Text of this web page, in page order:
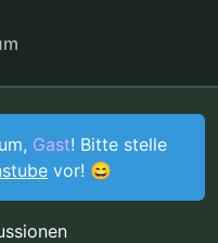
Gast! Bitte stelle
vor! 😄